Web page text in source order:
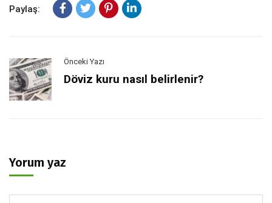
Paylaş:
Önceki Yazı
Döviz kuru nasıl belirlenir?
Yorum yaz